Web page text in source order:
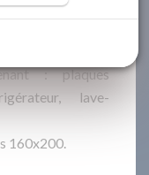
Mobilier.
: plaques
lave-
160x200.